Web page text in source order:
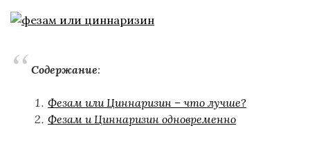
Содержание:
Фезам или Циннаризин – что лучше?
Фезам и Циннаризин одновременно